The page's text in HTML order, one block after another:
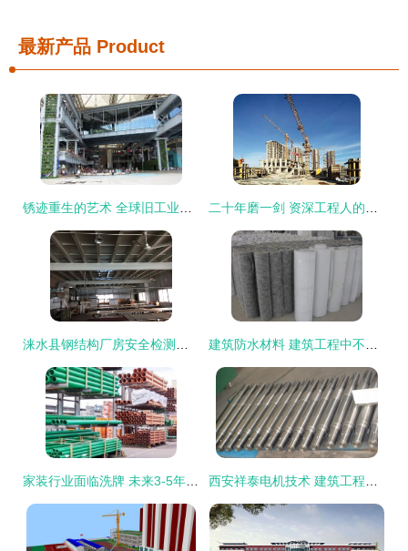
最新产品 Product